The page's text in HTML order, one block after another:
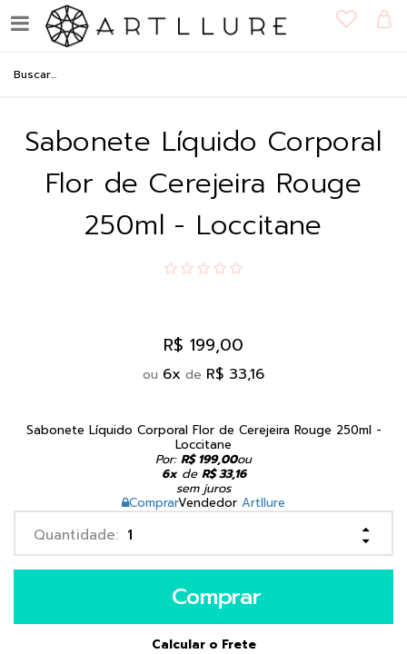
Sabonete Líquido Corporal
Flor de Cerejeira Rouge
250ml - Loccitane
R$ 199,00
ou 6x de R$ 33,16
Sabonete Líquido Corporal Flor de Cerejeira Rouge 250ml -
Loccitane
Por: R$ 199,00ou
6xde R$ 33,16
sem juros
ComprarVendedor Artllure
Comprar
Calcular o Frete